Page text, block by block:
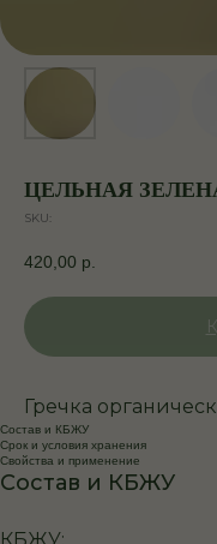
ЦЕЛЬНАЯ
SKU:
420,00 р.
Гречка
Состав и КБЖУ
Срок и условия хранения
Свойства и применение
Состав и КБЖУ